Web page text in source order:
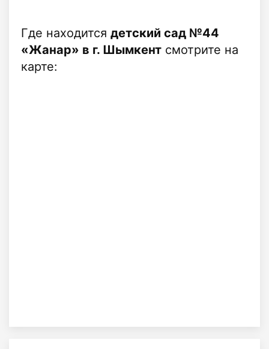
Где находится детский сад №44
«Жанар» в г. Шымкент смотрите на
карте: